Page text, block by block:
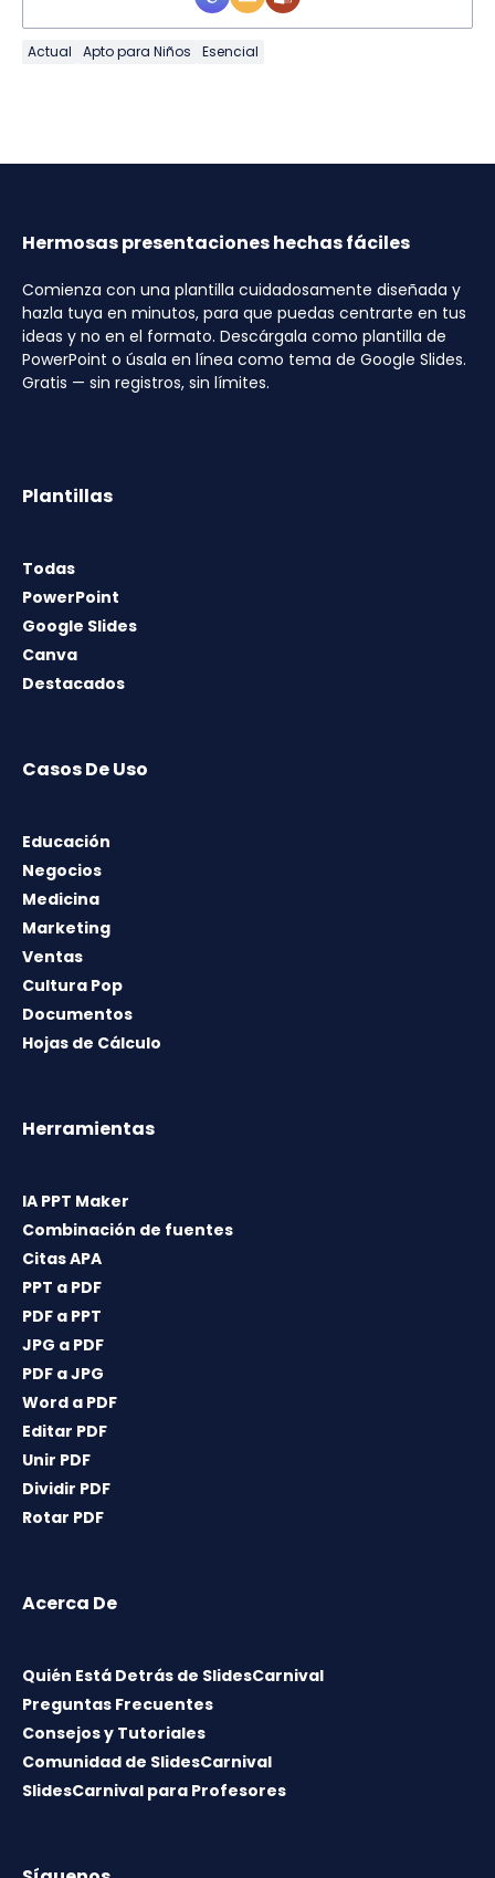
Actual Apto para Niños Esencial
Hermosas presentaciones hechas fáciles
Comienza con una plantilla cuidadosamente diseñada y
hazla tuya en minutos, para que puedas centrarte en tus
ideas y no en el formato. Descárgala como plantilla de
PowerPoint o úsala en línea como tema de Google Slides.
Gratis — sin registros, sin límites.
Plantillas
Todas
PowerPoint
Google Slides
Canva
Destacados
Casos De Uso
Educación
Negocios
Medicina
Marketing
Ventas
Cultura Pop
Documentos
Hojas de Cálculo
Herramientas
IA PPT Maker
Combinación de fuentes
Citas APA
PPT a PDF
PDF a PPT
JPG a PDF
PDF a JPG
Word a PDF
Editar PDF
Unir PDF
Dividir PDF
Rotar PDF
Acerca De
Quién Está Detrás de SlidesCarnival
Preguntas Frecuentes
Consejos y Tutoriales
Comunidad de SlidesCarnival
SlidesCarnival para Profesores